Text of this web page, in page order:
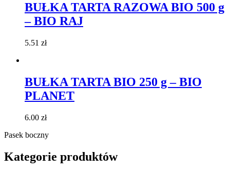
BUŁKA TARTA RAZOWA BIO 500 g
– BIO RAJ
5.51 zł
BUŁKA TARTA BIO 250 g – BIO
PLANET
6.00 zł
Pasek boczny
Kategorie produktów